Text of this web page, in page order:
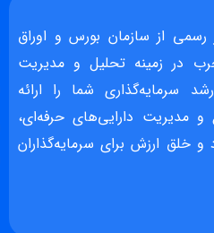
از سازمان بورس و اوراق
در زمینه تحلیل و مدیریت
سرمایه‌گذاری شما را ارائه
مدیریت دارایی‌های حرفه‌ای،
خلق ارزش برای سرمایه‌گذاران